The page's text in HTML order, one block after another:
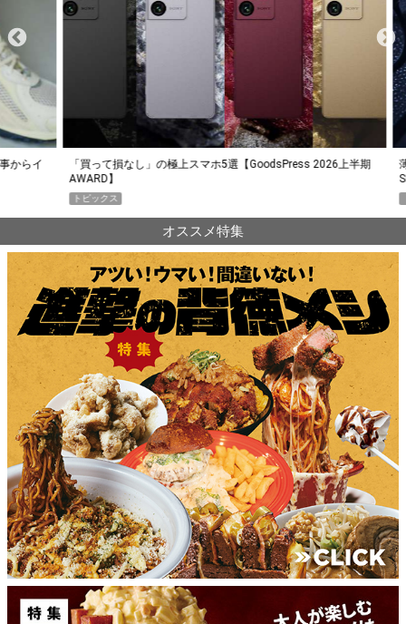
イ
「買って損なし」の極上スマホ5選【GoodsPress 2026上半期
AWARD】
トピックス
薄着
オススメ特集